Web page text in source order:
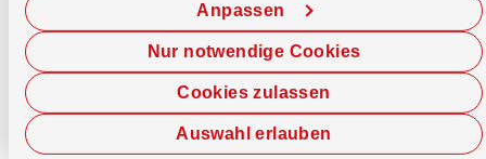
Cookies zulassen
Anpassen
Auswahl erlauben
Nur notwendige Cookies
Jetzt chatten